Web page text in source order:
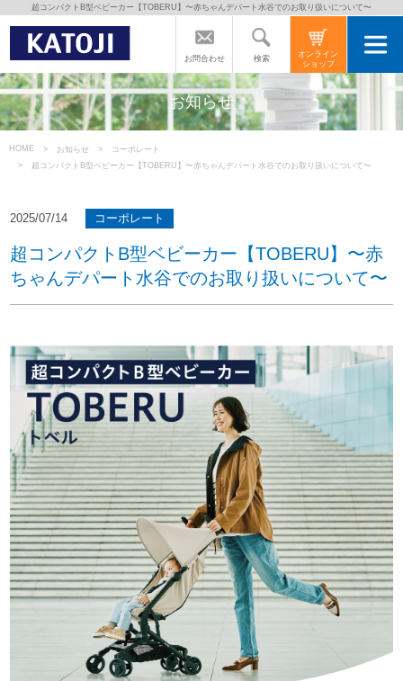
トップページ
カトージの商品
よくあるご質問
会社案内
お問い合わせ
お知らせ
チャイルドシートユーザー登録
ママコラボ
KATOJI TV
お問合わせ 検索
オンライン
ショップ
超コンパクトB型ベビーカー【TOBERU】〜赤ちゃんデパート水谷でのお取り扱いについて〜
お知らせ
HOME お知らせ
コーポレート
超コンパクトB型ベビーカー【TOBERU】〜赤ちゃんデパート水谷でのお取り扱いについて〜
2025/07/14 コーポレート
超コンパクトB型ベビーカー【TOBERU】〜赤
ちゃんデパート水谷でのお取り扱いについて〜